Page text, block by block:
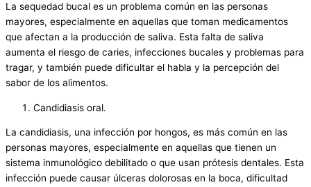
La sequedad bucal es un problema común en las personas
mayores, especialmente en aquellas que toman medicamentos
que afectan a la producción de saliva. Esta falta de saliva
aumenta el riesgo de caries, infecciones bucales y problemas para
tragar, y también puede dificultar el habla y la percepción del
sabor de los alimentos.
Candidiasis oral.
La candidiasis, una infección por hongos, es más común en las
personas mayores, especialmente en aquellas que tienen un
sistema inmunológico debilitado o que usan prótesis dentales. Esta
infección puede causar úlceras dolorosas en la boca, dificultad